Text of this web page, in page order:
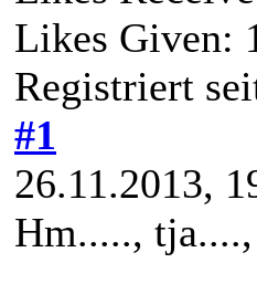
Likes Given:
Registriert
#1
26.11.2013,
Hm.....,